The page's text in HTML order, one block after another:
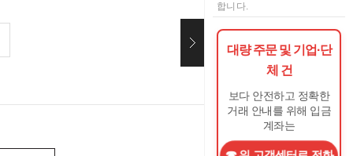
합니다.
대량 주문 및 기업·단
체 건
보다 안전하고 정확한
거래 안내를 위해 입금
계좌는